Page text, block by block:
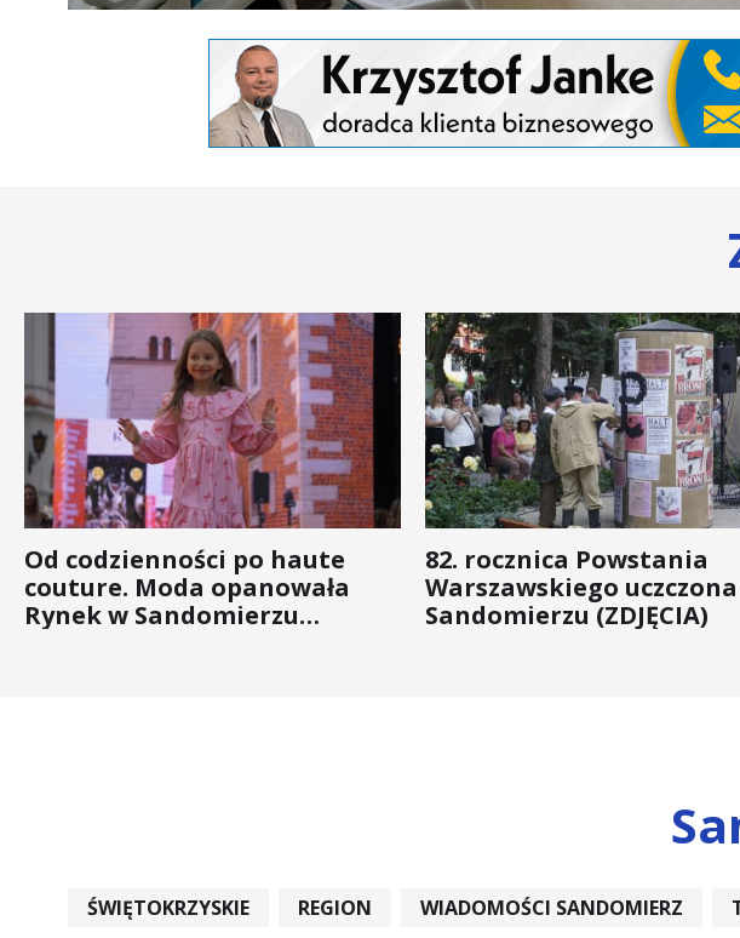
Od codzienności po haute
couture. Moda opanowała
Rynek w Sandomierzu
82. rocznica Powstania
Warszawskiego
Sandomierzu (ZDJĘCIA)
ŚWIĘTOKRZYSKIE REGION WIADOMOŚCI SANDOMIERZ